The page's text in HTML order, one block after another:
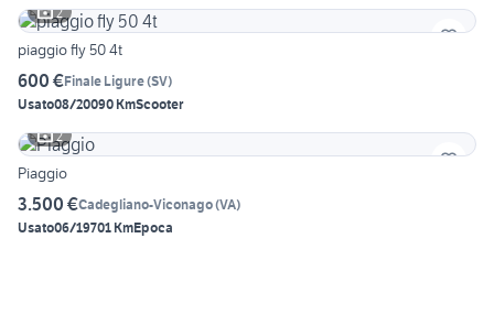
2
piaggio fly 50 4t
600 €Finale Ligure(SV)
Usato08/20090 KmScooter
2
Piaggio
3.500 €Cadegliano-Viconago(VA)
Usato06/19701 KmEpoca